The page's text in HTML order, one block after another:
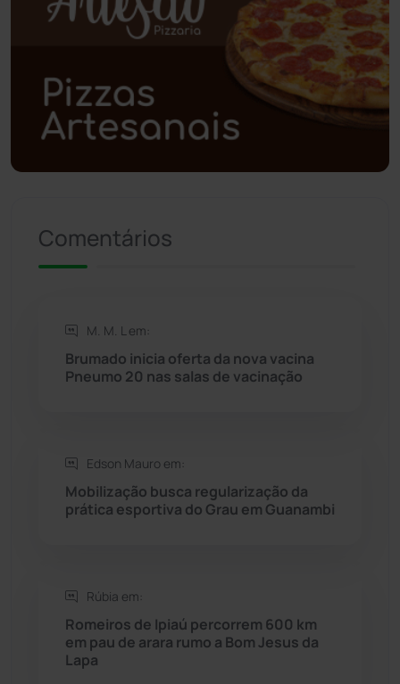
Polícia Civil (59)
Polícia Militar (27)
Política (03)
Presidente Jânio Qu... (125)
Rio de Contas
Rio do Antônio
Rio do Pires
Seabra
Sebastião Laranjeiras (96)
Sudoeste Baiano
Tanhaçu
Comentários
M. M. L em:
Brumado inicia oferta da nova vacina
Pneumo 20 nas salas de vacinação
Edson Mauro em:
Mobilização busca regularização da
prática esportiva do Grau em Guanambi
Rúbia em:
Romeiros de Ipiaú percorrem 600 km
em pau de arara rumo a Bom Jesus da
Lapa